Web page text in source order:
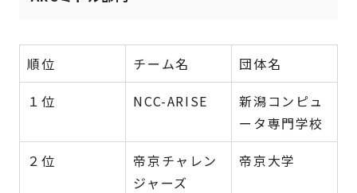
順位 チーム名
団体名
１位
NCC-ARISE
新潟コンピュ
ータ専門学校
２位
帝京チャレン
ジャーズ
帝京大学